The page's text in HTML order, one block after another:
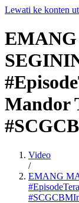
Lewati ke konten
EMANG
Mandor
Video
/
EMANG